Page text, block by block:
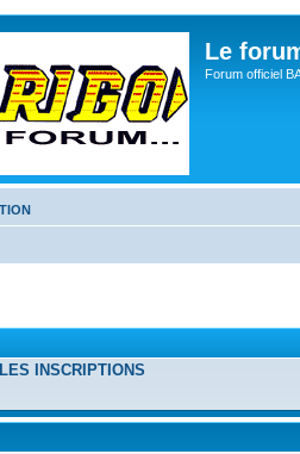
Le
Forum officiel
INSCRIPTIONS